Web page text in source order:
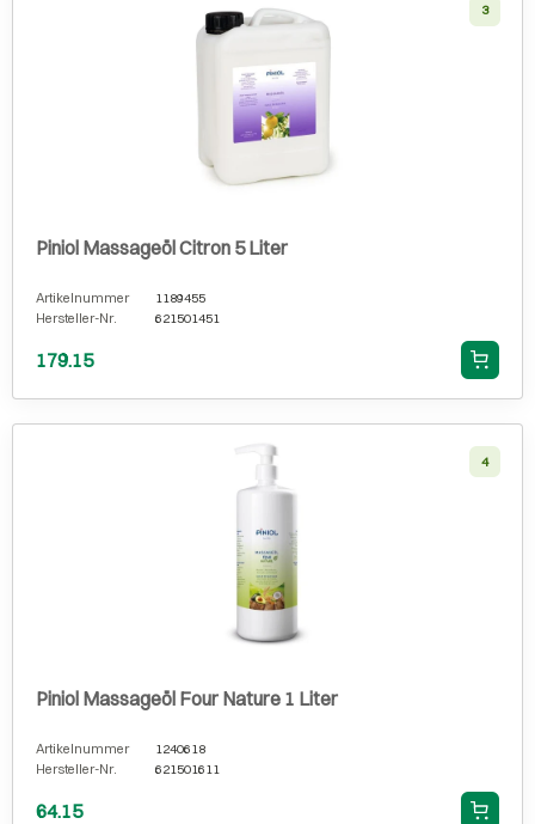
3
Piniol Massageöl Citron 5 Liter
Artikelnummer
1189455
Hersteller-Nr.
621501451
179.15
4
Piniol Massageöl Four Nature 1 Liter
Artikelnummer
1240618
Hersteller-Nr.
621501611
64.15